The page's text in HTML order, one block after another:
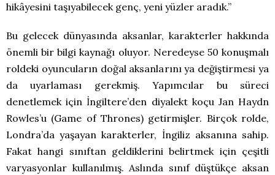
hikâyesini taşıyabilecek genç, yeni yüzler aradık.”
Bu gelecek dünyasında aksanlar, karakterler hakkında
önemli bir bilgi kaynağı oluyor. Neredeyse 50 konuşmalı
roldeki oyuncuların doğal aksanlarını ya değiştirmesi ya
da uyarlaması gerekmiş. Yapımcılar bu süreci
denetlemek için İngiltere’den diyalekt koçu Jan Haydn
Rowles’u (Game of Thrones) getirmişler. Birçok rolde,
Londra’da yaşayan karakterler, İngiliz aksanına sahip.
Fakat hangi sınıftan geldiklerini belirtmek için çeşitli
varyasyonlar kullanılmış. Aslında sınıf düştükçe aksan